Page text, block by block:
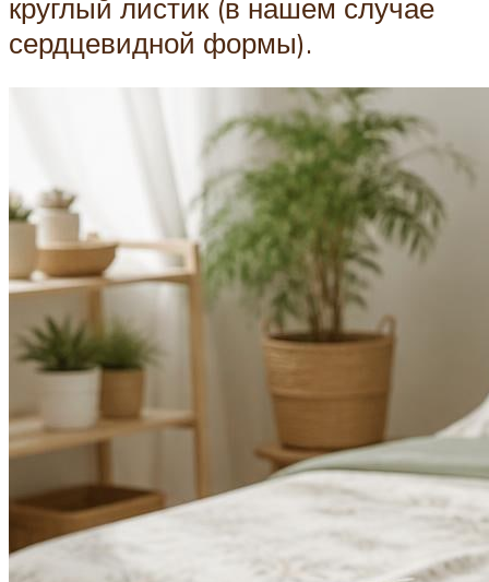
круглый листик (в нашем случае
сердцевидной формы).